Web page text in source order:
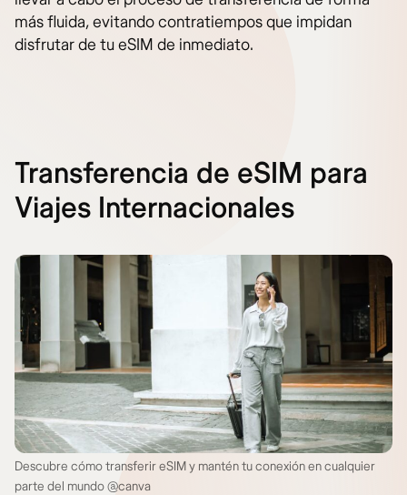
más fluida, evitando contratiempos que impidan
disfrutar de tu eSIM de inmediato.
Transferencia de eSIM para
Viajes Internacionales
Descubre cómo transferir eSIM y mantén tu conexión en cualquier
parte del mundo @canva